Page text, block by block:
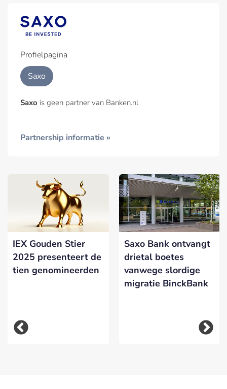
Profielpagina
Saxo
Saxo is geen partner van Banken.nl
Partnership informatie »
IEX Gouden Stier
2025 presenteert de
tien genomineerden
Saxo Bank ontvangt
drietal boetes
vanwege slordige
migratie BinckBank